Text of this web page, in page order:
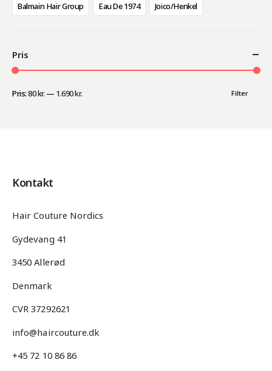
Balmain Hair Group Eau De 1974 Joico/Henkel
Pris
Filter
Pris:80 kr. — 1.690 kr.
Kontakt
Hair Couture Nordics
Gydevang 41
3450 Allerød
Denmark
CVR 37292621
info@haircouture.dk
+45 72 10 86 86